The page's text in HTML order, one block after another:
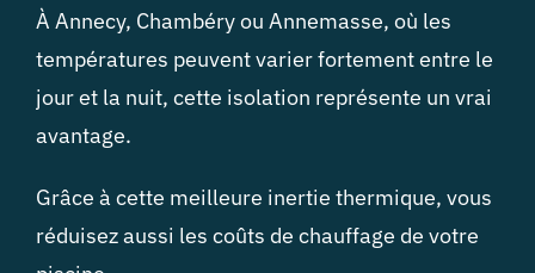
À Annecy, Chambéry ou Annemasse, où les
températures peuvent varier fortement entre le
jour et la nuit, cette isolation représente un vrai
avantage.
Grâce à cette meilleure inertie thermique, vous
réduisez aussi les coûts de chauffage de votre